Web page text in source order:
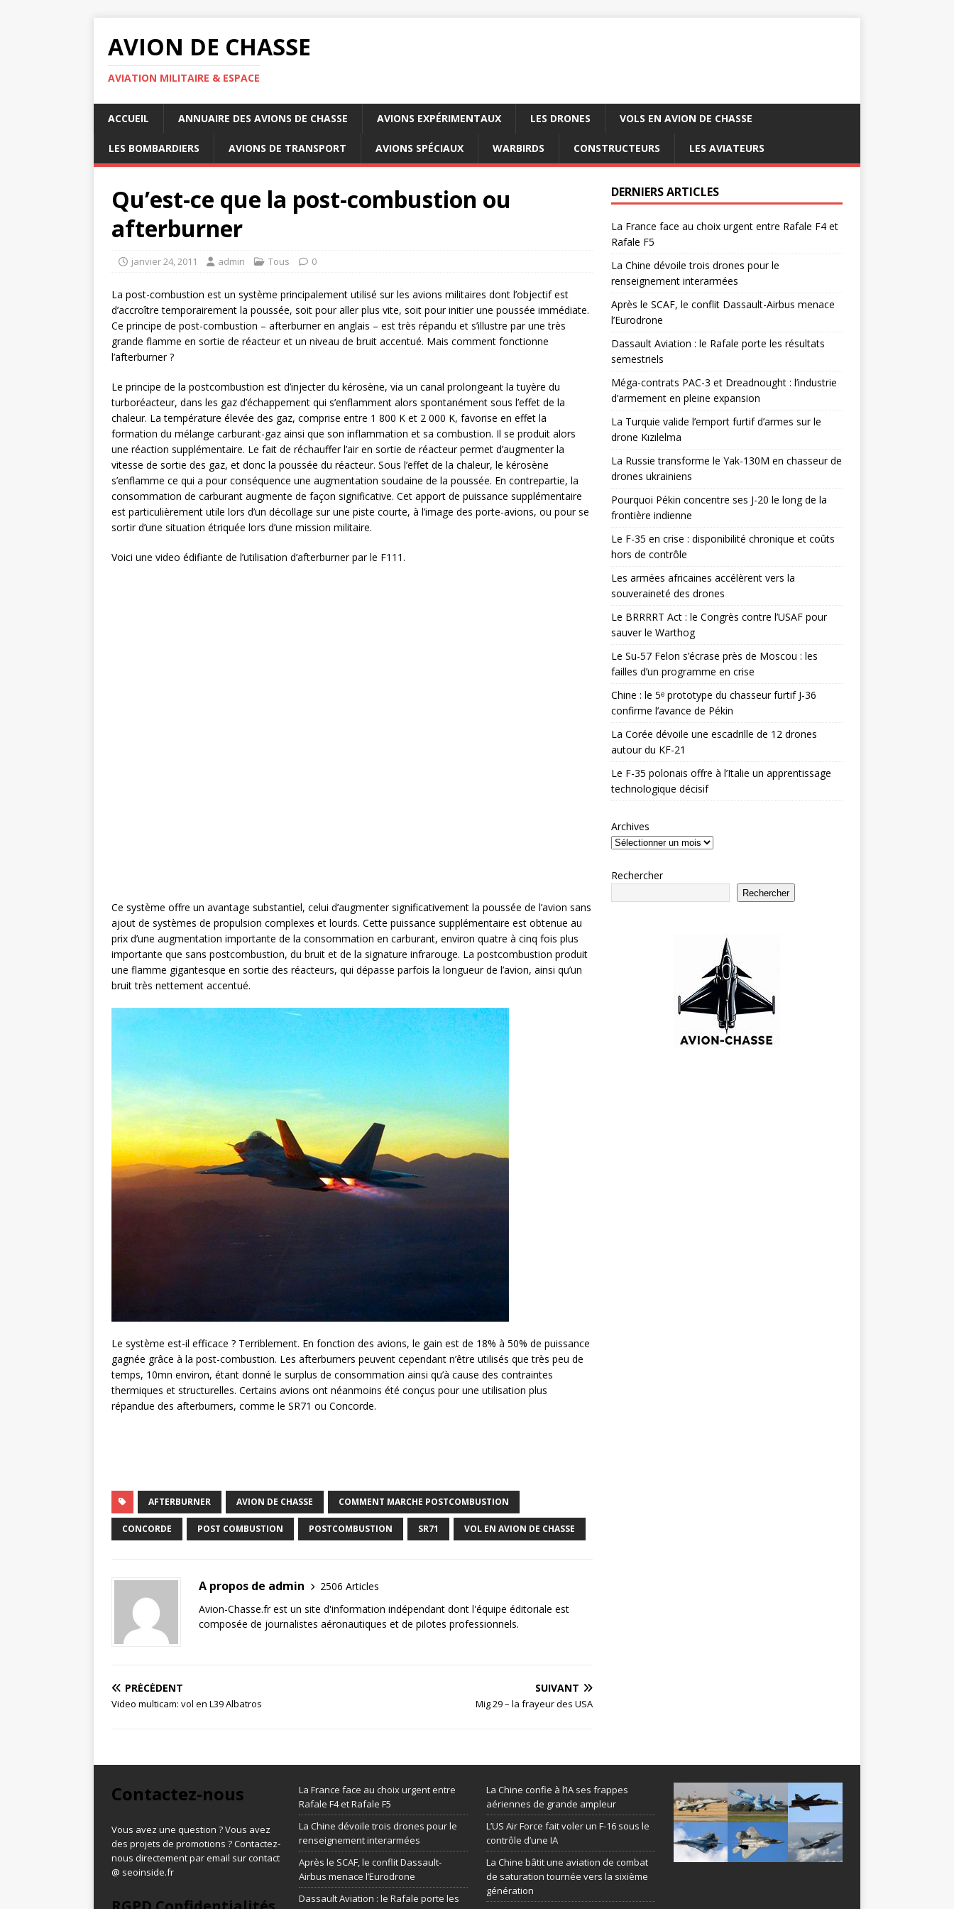
AVION DE CHASSE
AVIATION MILITAIRE & ESPACE
ACCUEIL ANNUAIRE DES AVIONS DE CHASSE AVIONS EXPÉRIMENTAUX LES DRONES VOLS EN AVION DE CHASSE
LES BOMBARDIERS AVIONS DE TRANSPORT AVIONS SPÉCIAUX WARBIRDS CONSTRUCTEURS LES AVIATEURS
Qu’est-ce que la post-combustion ou
afterburner
janvier 24, 2011 admin Tous 0
La post-combustion est un système principalement utilisé sur les avions militaires dont l’objectif est
d’accroître temporairement la poussée, soit pour aller plus vite, soit pour initier une poussée immédiate.
Ce principe de post-combustion – afterburner en anglais – est très répandu et s’illustre par une très
grande flamme en sortie de réacteur et un niveau de bruit accentué. Mais comment fonctionne
l’afterburner ?
Le principe de la postcombustion est d’injecter du kérosène, via un canal prolongeant la tuyère du
turboréacteur, dans les gaz d’échappement qui s’enflamment alors spontanément sous l’effet de la
chaleur. La température élevée des gaz, comprise entre 1 800 K et 2 000 K, favorise en effet la
formation du mélange carburant-gaz ainsi que son inflammation et sa combustion. Il se produit alors
une réaction supplémentaire. Le fait de réchauffer l’air en sortie de réacteur permet d’augmenter la
vitesse de sortie des gaz, et donc la poussée du réacteur. Sous l’effet de la chaleur, le kérosène
s’enflamme ce qui a pour conséquence une augmentation soudaine de la poussée. En contrepartie, la
consommation de carburant augmente de façon significative. Cet apport de puissance supplémentaire
est particulièrement utile lors d’un décollage sur une piste courte, à l’image des porte-avions, ou pour se
sortir d’une situation étriquée lors d’une mission militaire.
Voici une video édifiante de l’utilisation d’afterburner par le F111.
Ce système offre un avantage substantiel, celui d’augmenter significativement la poussée de l’avion sans
ajout de systèmes de propulsion complexes et lourds. Cette puissance supplémentaire est obtenue au
prix d’une augmentation importante de la consommation en carburant, environ quatre à cinq fois plus
importante que sans postcombustion, du bruit et de la signature infrarouge. La postcombustion produit
une flamme gigantesque en sortie des réacteurs, qui dépasse parfois la longueur de l’avion, ainsi qu’un
bruit très nettement accentué.
Le système est-il efficace ? Terriblement. En fonction des avions, le gain est de 18% à 50% de puissance
gagnée grâce à la post-combustion. Les afterburners peuvent cependant n’être utilisés que très peu de
temps, 10mn environ, étant donné le surplus de consommation ainsi qu’à cause des contraintes
thermiques et structurelles. Certains avions ont néanmoins été conçus pour une utilisation plus
répandue des afterburners, comme le SR71 ou Concorde.
AFTERBURNER AVION DE CHASSE COMMENT MARCHE POSTCOMBUSTION
CONCORDE POST COMBUSTION POSTCOMBUSTION SR71 VOL EN AVION DE CHASSE
A propos de admin
2506 Articles
Avion-Chasse.fr est un site d'information indépendant dont l'équipe éditoriale est
composée de journalistes aéronautiques et de pilotes professionnels.
PRÉCÉDENT
Video multicam: vol en L39 Albatros
SUIVANT
Mig 29 – la frayeur des USA
DERNIERS ARTICLES
La France face au choix urgent entre Rafale F4 et
Rafale F5
La Chine dévoile trois drones pour le
renseignement interarmées
Après le SCAF, le conflit Dassault-Airbus menace
l’Eurodrone
Dassault Aviation : le Rafale porte les résultats
semestriels
Méga-contrats PAC-3 et Dreadnought : l’industrie
d’armement en pleine expansion
La Turquie valide l’emport furtif d’armes sur le
drone Kızılelma
La Russie transforme le Yak-130M en chasseur de
drones ukrainiens
Pourquoi Pékin concentre ses J-20 le long de la
frontière indienne
Le F-35 en crise : disponibilité chronique et coûts
hors de contrôle
Les armées africaines accélèrent vers la
souveraineté des drones
Le BRRRRT Act : le Congrès contre l’USAF pour
sauver le Warthog
Le Su-57 Felon s’écrase près de Moscou : les
failles d’un programme en crise
Chine : le 5ᵉ prototype du chasseur furtif J-36
confirme l’avance de Pékin
La Corée dévoile une escadrille de 12 drones
autour du KF-21
Le F-35 polonais offre à l’Italie un apprentissage
technologique décisif
Archives
Rechercher
Rechercher
Contactez-nous
Vous avez une question ? Vous avez
des projets de promotions ? Contactez-
nous directement par email sur contact
@ seoinside.fr
La France face au choix urgent entre
Rafale F4 et Rafale F5
La Chine dévoile trois drones pour le
renseignement interarmées
Après le SCAF, le conflit Dassault-
Airbus menace l’Eurodrone
Dassault Aviation : le Rafale porte les
La Chine confie à l’IA ses frappes
aériennes de grande ampleur
L’US Air Force fait voler un F-16 sous le
contrôle d’une IA
La Chine bâtit une aviation de combat
de saturation tournée vers la sixième
génération